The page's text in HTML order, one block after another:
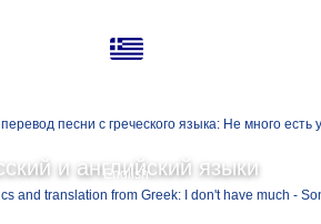
и английский языки
English